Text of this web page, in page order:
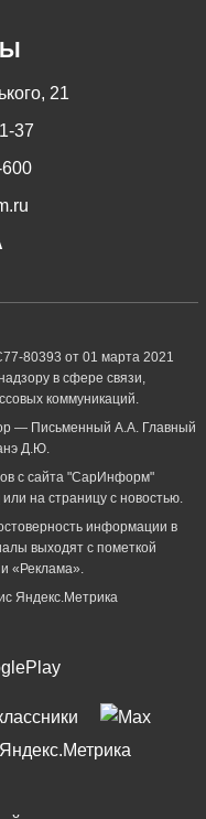
21
37
80393 от 01 марта 2021
в сфере связи,
коммуникаций.
— Письменный А.А. Главный
Д.Ю.
с сайта "СарИнформ"
или на страницу с новостью.
информации в
выходят с пометкой
«Реклама».
Яндекс.Метрика